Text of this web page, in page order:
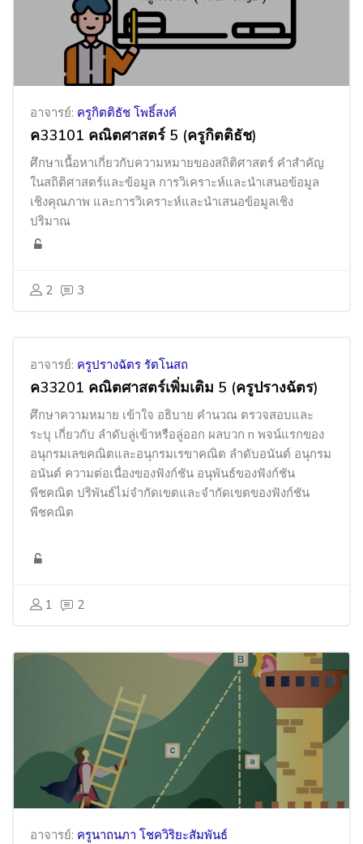
อาจารย์: ครูกิตติธัช โพธิ์สงค์
ค33101 คณิตศาสตร์ 5 (ครูกิตติธัช)
ศึกษาเนื้อหาเกี่ยวกับความหมายของสถิติศาสตร์ คำสำคัญ
ในสถิติศาสตร์และข้อมูล การวิเคราะห์และนำเสนอข้อมูล
เชิงคุณภาพ และการวิเคราะห์และนำเสนอข้อมูลเชิง
ปริมาณ
2 3
อาจารย์: ครูปรางฉัตร รัตโนสถ
ค33201 คณิตศาสตร์เพิ่มเติม 5 (ครูปรางฉัตร)
ศึกษาความหมาย เข้าใจ อธิบาย คำนวณ ตรวจสอบและ
ระบุ เกี่ยวกับ ลำดับลู่เข้าหรือลู่ออก ผลบวก n พจน์แรกของ
อนุกรมเลขคณิตและอนุกรมเรขาคณิต ลำดับอนันต์ อนุกรม
อนันต์ ความต่อเนื่องของฟังก์ชัน อนุพันธ์ของฟังก์ชัน
พีชคณิต ปริพันธ์ไม่จำกัดเขตและจำกัดเขตของฟังก์ชัน
พีชคณิต
1 2
อาจารย์: ครูนาถนภา โชควิริยะสัมพันธ์